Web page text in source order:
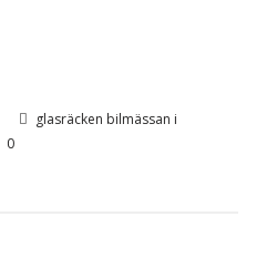
glasräcken bilmässan i
0